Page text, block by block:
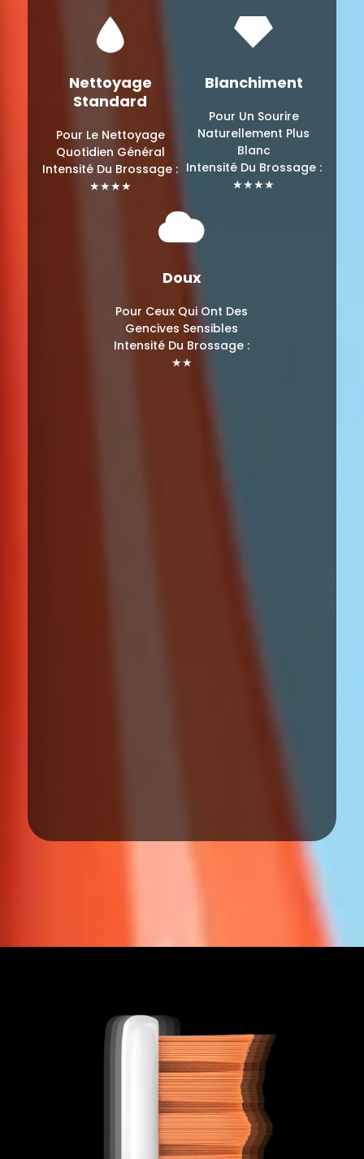
Nettoyage
Standard
Pour Le Nettoyage
Quotidien Général
Intensité Du Brossage :
★★★★
Blanchiment
Pour Un Sourire
Naturellement Plus
Blanc
Intensité Du Brossage :
★★★★
Doux
Pour Ceux Qui Ont Des
Gencives Sensibles
Intensité Du Brossage :
★★